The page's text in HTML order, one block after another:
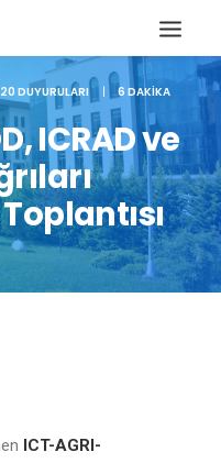
DUYURULARI | 6 DAKIKA
ICRAD ve
ICT-AGRI-